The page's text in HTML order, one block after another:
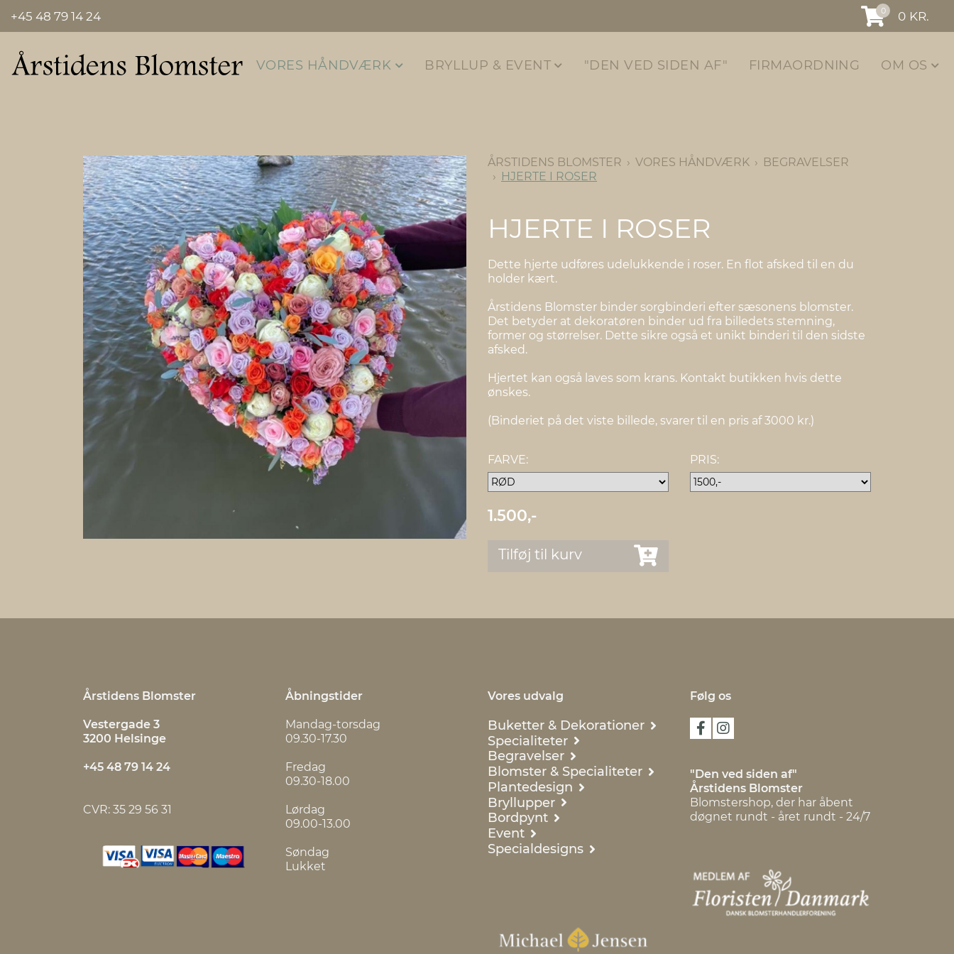
+45 48 79 14 24 0 0 KR.
VORES HÅNDVÆRK BRYLLUP & EVENT "DEN VED SIDEN AF" FIRMAORDNING OM OS
ÅRSTIDENS BLOMSTER VORES HÅNDVÆRK
BEGRAVELSER
HJERTE I ROSER
HJERTE I ROSER
Dette hjerte udføres udelukkende i roser. En flot afsked til en du
holder kært.
Årstidens Blomster binder sorgbinderi efter sæsonens blomster.
Det betyder at dekoratøren binder ud fra billedets stemning,
former og størrelser. Dette sikre også et unikt binderi til den sidste
afsked.
Hjertet kan også laves som krans. Kontakt butikken hvis dette
ønskes.
(Binderiet på det viste billede, svarer til en pris af 3000 kr.)
FARVE: PRIS:
1.500,-
Tilføj til kurv
Årstidens Blomster
Vestergade 3
3200 Helsinge
+45 48 79 14 24
CVR: 35 29 56 31
Åbningstider
Mandag-torsdag
09.30-17.30
Fredag
09.30-18.00
Lørdag
09.00-13.00
Søndag
Lukket
Vores udvalg
Buketter & Dekorationer
Specialiteter
Begravelser
Blomster & Specialiteter
Plantedesign
Bryllupper
Bordpynt
Event
Specialdesigns
Følg os
"Den ved siden af"
Årstidens Blomster
Blomstershop, der har åbent
døgnet rundt - året rundt - 24/7